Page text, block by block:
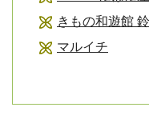
きもの和遊館
マルイチ